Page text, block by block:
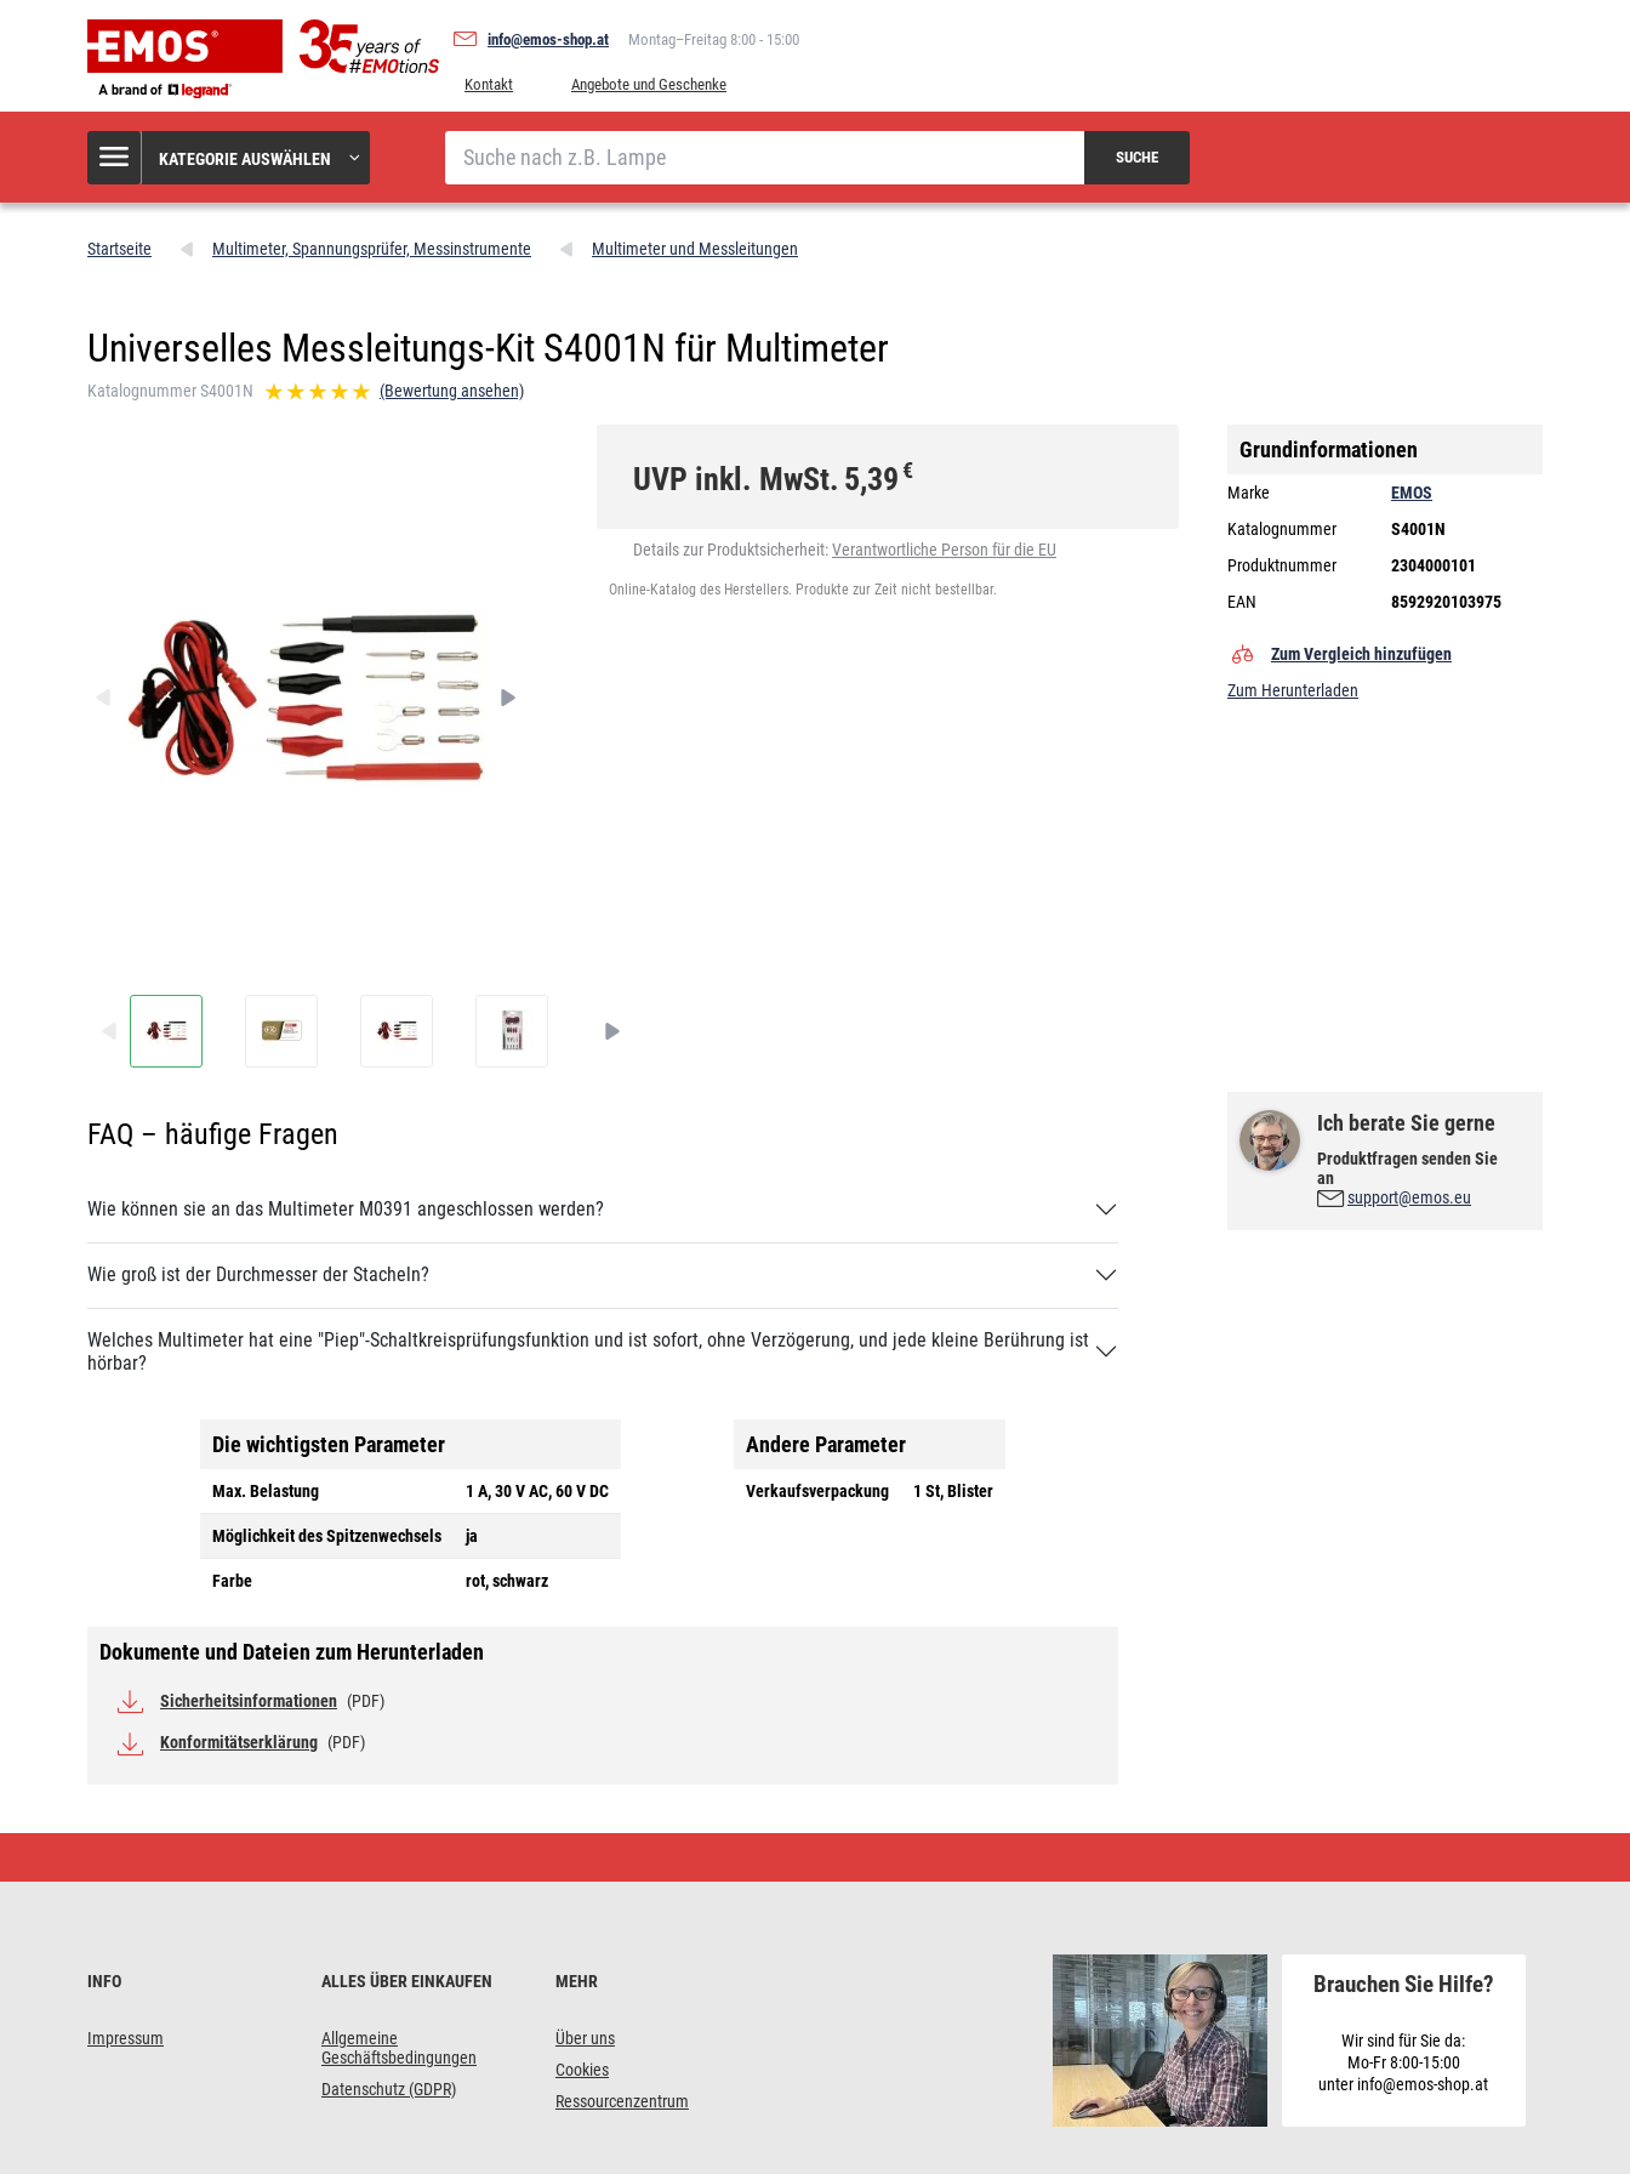
info@emos-shop.at Montag–Freitag 8:00 - 15:00
Kontakt Angebote und Geschenke
KATEGORIE AUSWÄHLEN
Suche
SUCHE
Startseite Multimeter, Spannungsprüfer, Messinstrumente Multimeter und Messleitungen
Universelles Messleitungs-Kit S4001N für Multimeter
Katalognummer S4001N (Bewertung ansehen)
UVP inkl. MwSt. 5,39€
Details zur Produktsicherheit:Verantwortliche Person für die EU
Online-Katalog des Herstellers. Produkte zur Zeit nicht bestellbar.
Grundinformationen
Marke
EMOS
Katalognummer
S4001N
Produktnummer
2304000101
EAN
8592920103975
Zum Vergleich hinzufügen
Zum Herunterladen
FAQ – häufige Fragen
Wie können sie an das Multimeter M0391 angeschlossen werden?
Wie groß ist der Durchmesser der Stacheln?
Welches Multimeter hat eine "Piep"-Schaltkreisprüfungsfunktion und ist sofort, ohne Verzögerung, und jede kleine Berührung ist
hörbar?
Die wichtigsten Parameter
Max. Belastung 1 A, 30 V AC, 60 V DC
Möglichkeit des Spitzenwechsels ja
Farbe rot, schwarz
Andere Parameter
Verkaufsverpackung 1 St, Blister
Dokumente und Dateien zum Herunterladen
Sicherheitsinformationen (PDF)
Konformitätserklärung (PDF)
Ich berate Sie gerne
Produktfragen senden Sie
an
support@emos.eu
Kit
INFO
Impressum
ALLES ÜBER EINKAUFEN
Allgemeine
Geschäftsbedingungen
Datenschutz (GDPR)
MEHR
Über uns
Cookies
Ressourcenzentrum
Brauchen Sie Hilfe?
Wir sind für Sie da:
Mo-Fr 8:00-15:00
unter info@emos-shop.at